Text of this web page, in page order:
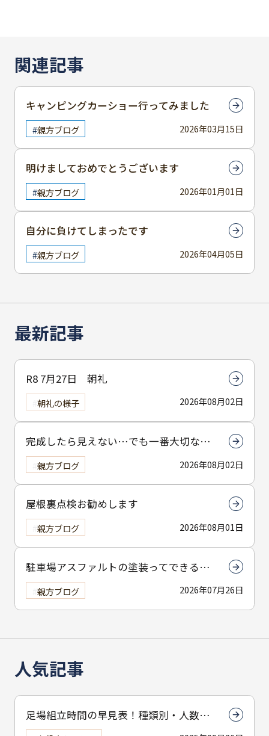
最新記事
R8 7月27日 朝礼
2026年08月02日
朝礼の様子
完成したら見えない…でも一番大切なん
は下塗りです
2026年08月02日
親方ブログ
屋根裏点検お勧めします
2026年08月01日
親方ブログ
駐車場アスファルトの塗装ってできる
の？
2026年07月26日
親方ブログ
人気記事
足場組立時間の早見表！種類別・人数別
で組立時間を解説
関連記事
2026年03月15日
キャンピングカーショー行ってみました
親方ブログ
2026年01月01日
明けましておめでとうございます
親方ブログ
2026年04月05日
自分に負けてしまったです
親方ブログ